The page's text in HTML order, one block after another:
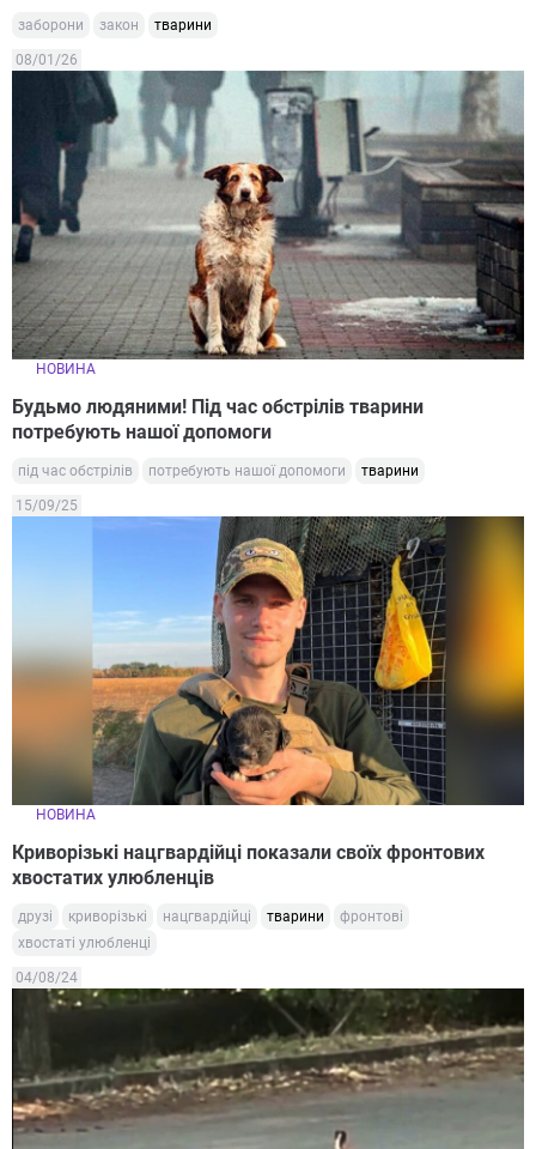
заборони закон тварини
08/01/26
НОВИНА
Будьмо людяними! Під час обстрілів тварини
потребують нашої допомоги
під час обстрілів потребують нашої допомоги тварини
15/09/25
НОВИНА
Криворізькі нацгвардійці показали своїх фронтових
хвостатих улюбленців
друзі криворізькі нацгвардійці тварини
фронтові
хвостаті улюбленці
04/08/24